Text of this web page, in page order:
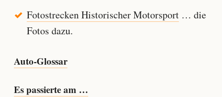
Fotostrecken Historischer Motorsport… die
Fotos dazu.
Auto-Glossar
Es passierte am …